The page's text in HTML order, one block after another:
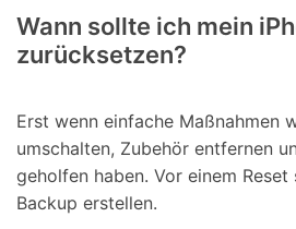
Wann sollte ich mein
zurücksetzen?
Erst wenn einfache Maßnahmen
umschalten, Zubehör entfernen
geholfen haben. Vor einem
Backup erstellen.